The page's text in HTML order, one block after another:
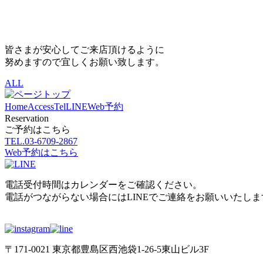
皆さまが安心してご来店頂けるように
努めますので宜しくお願い致します。
ALL
HomeAccessTelLINEWeb予約
Reservation
ご予約はこちら
TEL.03-6709-2867
Web予約はこちら
電話受付時間はカレンダーをご確認ください。
電話がつながらない場合にはLINEでご連絡をお願いいたし
〒171-0021 東京都豊島区西池袋1-26-5東山ビル3F